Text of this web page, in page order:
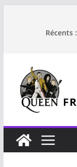
Récents :